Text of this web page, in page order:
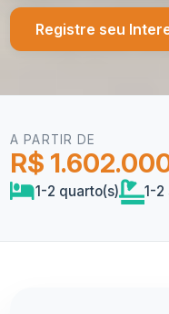
Registre seu
A PARTIR DE
R$
1-2 quarto(s) 1-2